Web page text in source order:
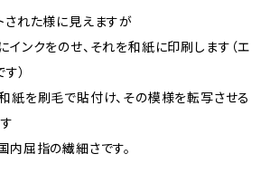
された様に見えますが
インクをのせ、それを和紙に印刷します（エ
）
紙を刷毛で貼付け、その模様を転写させる
内屈指の繊細さです。